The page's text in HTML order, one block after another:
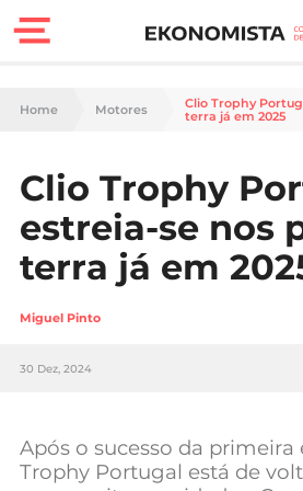
Finanças
Carreira
Casa
Lifestyle
Sociedade
Negócios
Home Motores
Clio Trophy
terra já em 2025
Clio Trophy
estreia-se nos
terra já em
Miguel Pinto
30 Dez, 2024
Após o sucesso da primeira
Trophy Portugal está de